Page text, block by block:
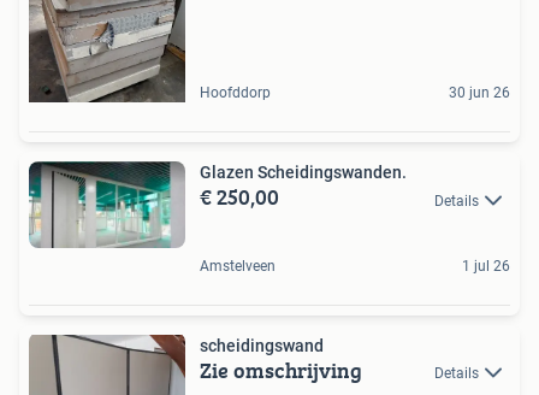
Hoofddorp 30 jun 26
Glazen Scheidingswanden.
€ 250,00 Details
Amstelveen 1 jul 26
scheidingswand
Zie omschrijving Details